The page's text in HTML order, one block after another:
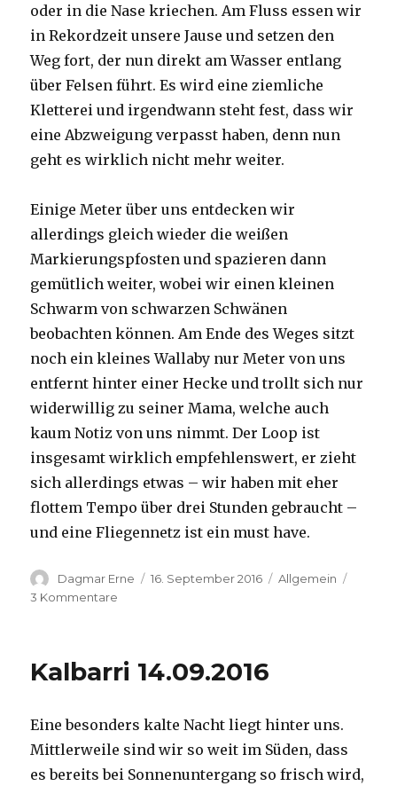
oder in die Nase kriechen. Am Fluss essen wir
in Rekordzeit unsere Jause und setzen den
Weg fort, der nun direkt am Wasser entlang
über Felsen führt. Es wird eine ziemliche
Kletterei und irgendwann steht fest, dass wir
eine Abzweigung verpasst haben, denn nun
geht es wirklich nicht mehr weiter.
Einige Meter über uns entdecken wir
allerdings gleich wieder die weißen
Markierungspfosten und spazieren dann
gemütlich weiter, wobei wir einen kleinen
Schwarm von schwarzen Schwänen
beobachten können. Am Ende des Weges sitzt
noch ein kleines Wallaby nur Meter von uns
entfernt hinter einer Hecke und trollt sich nur
widerwillig zu seiner Mama, welche auch
kaum Notiz von uns nimmt. Der Loop ist
insgesamt wirklich empfehlenswert, er zieht
sich allerdings etwas – wir haben mit eher
flottem Tempo über drei Stunden gebraucht –
und eine Fliegennetz ist ein must have.
Autor
Dagmar Erne
Veröffentlicht
16. September 2016 Kategorien
Allgemein
3 Kommentare
Kalbarri 14.09.2016
Eine besonders kalte Nacht liegt hinter uns.
Mittlerweile sind wir so weit im Süden, dass
es bereits bei Sonnenuntergang so frisch wird,